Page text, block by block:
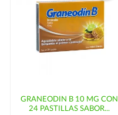
GRANEODIN B 10 MG CON
24 PASTILLAS SABOR...